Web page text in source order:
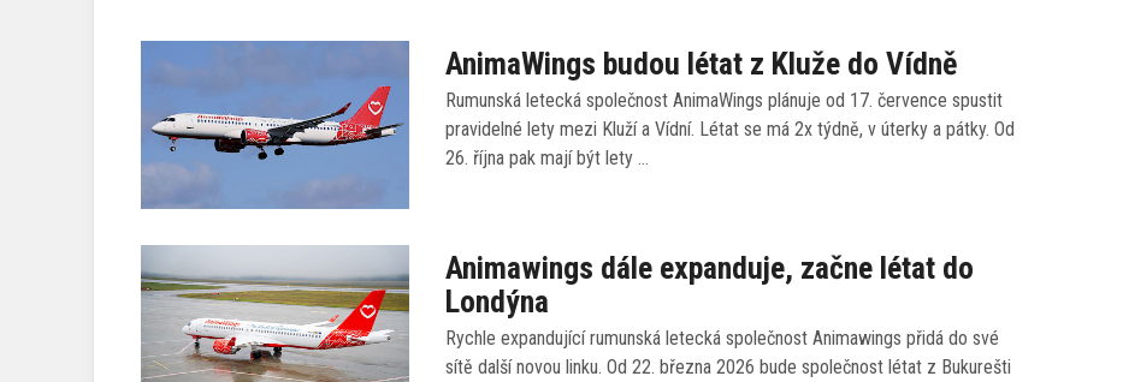
AnimaWings budou létat z Kluže do Vídně
Rumunská letecká společnost AnimaWings plánuje od 17. července spustit
pravidelné lety mezi Kluží a Vídní. Létat se má 2x týdně, v úterky a pátky. Od
26. října pak mají být lety …
Animawings dále expanduje, začne létat do
Londýna
Rychle expandující rumunská letecká společnost Animawings přidá do své
sítě další novou linku. Od 22. března 2026 bude společnost létat z Bukurešti